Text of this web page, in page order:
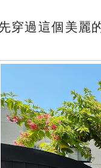
穿過這個美麗